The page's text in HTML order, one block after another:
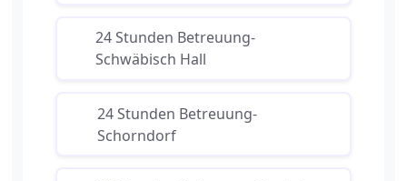
24 Stunden Betreuung-
Schwäbisch Hall
24 Stunden Betreuung-
Schorndorf